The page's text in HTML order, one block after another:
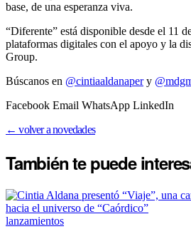
base, de una esperanza viva.
“Diferente” está disponible desde el 11
plataformas digitales con el apoyo y la
Group.
Búscanos en @cintiaaldanapery
Facebook Email WhatsApp LinkedIn
← volver a novedades
También te puede
lanzamientos